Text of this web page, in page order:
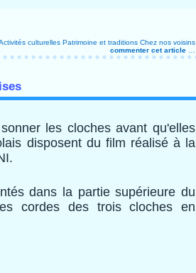
culturelles Patrimoine et traditions Chez nos voisins
commenter cet article
les cloches avant qu'elles
disposent du film réalisé à la
dans la partie supérieure du
cordes des trois cloches en